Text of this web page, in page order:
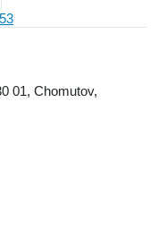
01, Chomutov,